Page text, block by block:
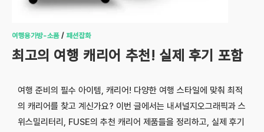
여행용가방-소품/ 패션잡화
최고의 여행 캐리어 추천! 실제 후기 포함
여행 준비의 필수 아이템, 캐리어! 다양한 여행 스타일에 맞춰 최적
의 캐리어를 찾고 계신가요? 이번 글에서는 내셔널지오그래픽과 스
위스밀리터리, FUSE의 추천 캐리어 제품들을 정리하고, 실제 후기